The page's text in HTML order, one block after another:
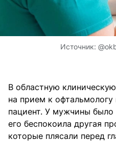
Источник:
В областную
на прием к
пациент. У мужчины было
его беспокоила другая
которые плясали перед